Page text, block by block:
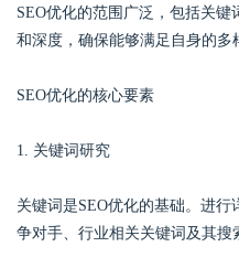
SEO优化的范围广泛，包括关
和深度，确保能够满足自身的多
SEO优化的核心要素
1. 关键词研究
关键词是SEO优化的基础。进
争对手、行业相关关键词及其